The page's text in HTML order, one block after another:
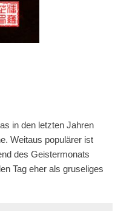
in den letzten Jahren
Weitaus populärer ist
des Geistermonats
Tag eher als gruseliges